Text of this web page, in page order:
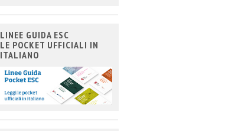
LINEE GUIDA ESC
LE POCKET UFFICIALI IN
ITALIANO